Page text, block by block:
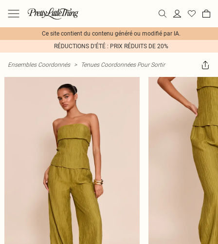
Ce site contient du contenu généré ou modifié par IA.
RÉDUCTIONS D'ÉTÉ : PRIX RÉDUITS DE 20%
Ensembles Coordonnés > Tenues Coordonnées Pour Sortir